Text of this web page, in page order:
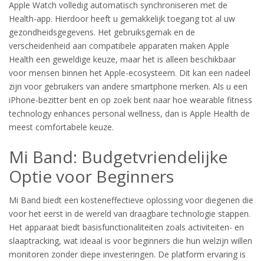
Apple Watch volledig automatisch synchroniseren met de
Health-app. Hierdoor heeft u gemakkelijk toegang tot al uw
gezondheidsgegevens. Het gebruiksgemak en de
verscheidenheid aan compatibele apparaten maken Apple
Health een geweldige keuze, maar het is alleen beschikbaar
voor mensen binnen het Apple-ecosysteem. Dit kan een nadeel
zijn voor gebruikers van andere smartphone merken. Als u een
iPhone-bezitter bent en op zoek bent naar hoe wearable fitness
technology enhances personal wellness, dan is Apple Health de
meest comfortabele keuze.
Mi Band: Budgetvriendelijke
Optie voor Beginners
Mi Band biedt een kosteneffectieve oplossing voor diegenen die
voor het eerst in de wereld van draagbare technologie stappen.
Het apparaat biedt basisfunctionaliteiten zoals activiteiten- en
slaaptracking, wat ideaal is voor beginners die hun welzijn willen
monitoren zonder diepe investeringen. De platform ervaring is